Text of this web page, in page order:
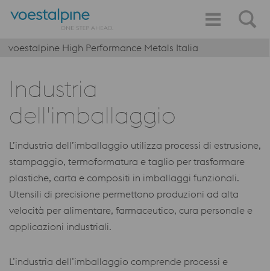
voestalpine High Performance Metals Italia
Industria
dell'imballaggio
L’industria dell’imballaggio utilizza processi di estrusione,
stampaggio, termoformatura e taglio per trasformare
plastiche, carta e compositi in imballaggi funzionali.
Utensili di precisione permettono produzioni ad alta
velocità per alimentare, farmaceutico, cura personale e
applicazioni industriali.
L’industria dell’imballaggio comprende processi e